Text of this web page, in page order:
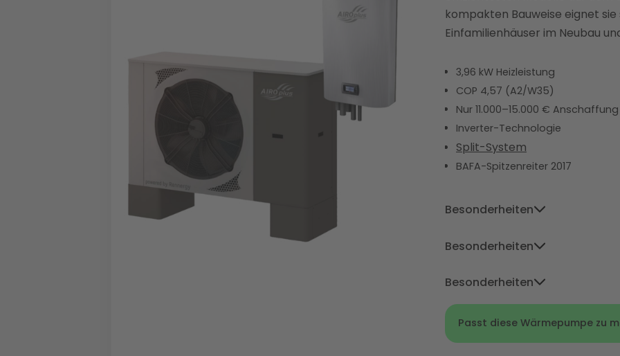
kompakten Bauweise eignet
Einfamilienhäuser im Neubau
3,96 kW Heizleistung
COP 4,57 (A2/W35)
Nur 11.000–15.000 € Anschaffung
Inverter-Technologie
Split-System
BAFA-Spitzenreiter 2017
Besonderheiten
niedrigen Außentemperaturen,
Logatherm punktet mit ihrer
zuverlässigen Leistung selbst
Wetterbedingungen. Der
zusätzliche Sicherheit in
Besonderheiten
niedrigen Außentemperaturen,
Altbautenmit höheren
Logatherm punktet mit ihrer
zuverlässigen Leistung selbst
Besonderheiten
Niedrigster Stromverbrauch im
niedrigen
Altbautenmit höheren
Passt diese Wärmepumpe zu